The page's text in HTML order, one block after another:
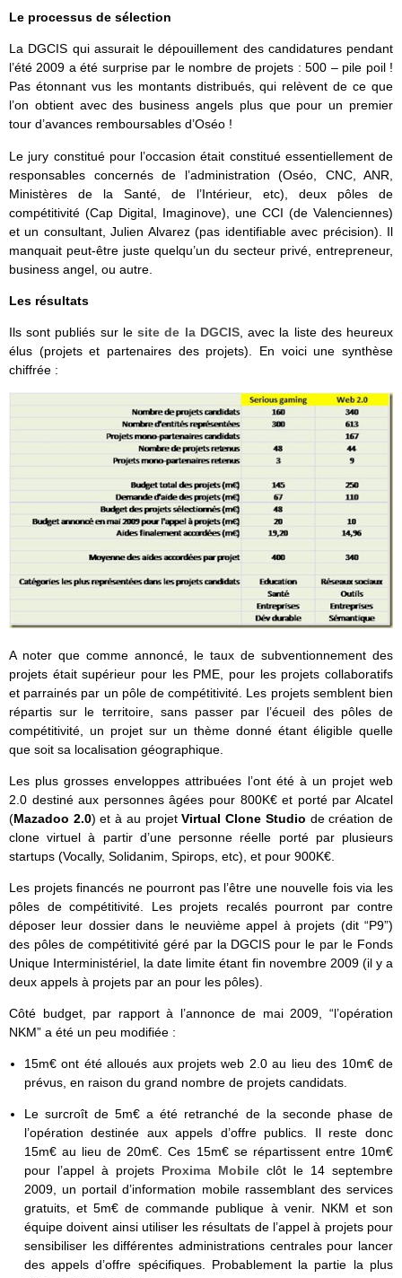
Le processus de sélection
La DGCIS qui assurait le dépouillement des candidatures pendant
l’été 2009 a été surprise par le nombre de projets : 500 – pile poil !
Pas étonnant vus les montants distribués, qui relèvent de ce que
l’on obtient avec des business angels plus que pour un premier
tour d’avances remboursables d’Oséo !
Le jury constitué pour l’occasion était constitué essentiellement de
responsables concernés de l’administration (Oséo, CNC, ANR,
Ministères de la Santé, de l’Intérieur, etc), deux pôles de
compétitivité (Cap Digital, Imaginove), une CCI (de Valenciennes)
et un consultant, Julien Alvarez (pas identifiable avec précision). Il
manquait peut-être juste quelqu’un du secteur privé, entrepreneur,
business angel, ou autre.
Les résultats
Ils sont publiés sur lesite de la DGCIS, avec la liste des heureux
élus (projets et partenaires des projets). En voici une synthèse
chiffrée :
A noter que comme annoncé, le taux de subventionnement des
projets était supérieur pour les PME, pour les projets collaboratifs
et parrainés par un pôle de compétitivité. Les projets semblent bien
répartis sur le territoire, sans passer par l’écueil des pôles de
compétitivité, un projet sur un thème donné étant éligible quelle
que soit sa localisation géographique.
Les plus grosses enveloppes attribuées l’ont été à un projet web
2.0 destiné aux personnes âgées pour 800K€ et porté par Alcatel
(Mazadoo 2.0) et à au projetVirtual Clone Studio de création de
clone virtuel à partir d’une personne réelle porté par plusieurs
startups (Vocally, Solidanim, Spirops, etc), et pour 900K€.
Les projets financés ne pourront pas l’être une nouvelle fois via les
pôles de compétitivité. Les projets recalés pourront par contre
déposer leur dossier dans le neuvième appel à projets (dit “P9”)
des pôles de compétitivité géré par la DGCIS pour le par le Fonds
Unique Interministériel, la date limite étant fin novembre 2009 (il y a
deux appels à projets par an pour les pôles).
Côté budget, par rapport à l’annonce de mai 2009, “l’opération
NKM” a été un peu modifiée :
15m€ ont été alloués aux projets web 2.0 au lieu des 10m€ de
prévus, en raison du grand nombre de projets candidats.
Le surcroît de 5m€ a été retranché de la seconde phase de
l’opération destinée aux appels d’offre publics. Il reste donc
15m€ au lieu de 20m€. Ces 15m€ se répartissent entre 10m€
pour l’appel à projets Proxima Mobileclôt le 14 septembre
2009, un portail d’information mobile rassemblant des services
gratuits, et 5m€ de commande publique à venir. NKM et son
équipe doivent ainsi utiliser les résultats de l’appel à projets pour
sensibiliser les différentes administrations centrales pour lancer
des appels d’offre spécifiques. Probablement la partie la plus